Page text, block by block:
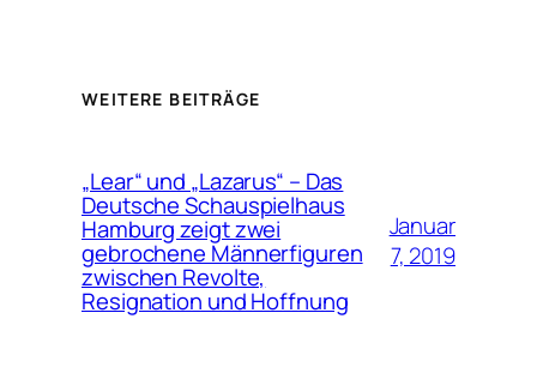
WEITERE BEITRÄGE
„Lear“ und „Lazarus“ – Das
Deutsche Schauspielhaus
Hamburg zeigt zwei
gebrochene Männerfiguren
zwischen Revolte,
Resignation und Hoffnung
Januar
7, 2019